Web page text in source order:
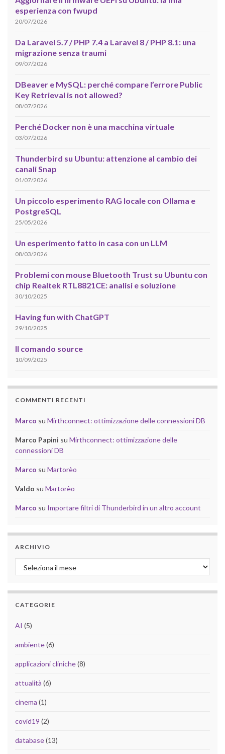
esperienza con fwupd
20/07/2026
Da Laravel 5.7 / PHP 7.4 a Laravel 8 / PHP 8.1: una
migrazione senza traumi
09/07/2026
DBeaver e MySQL: perché compare l’errore Public
Key Retrieval is not allowed?
08/07/2026
Perché Docker non è una macchina virtuale
03/07/2026
Thunderbird su Ubuntu: attenzione al cambio dei
canali Snap
01/07/2026
Un piccolo esperimento RAG locale con Ollama e
PostgreSQL
25/05/2026
Un esperimento fatto in casa con un LLM
08/03/2026
Problemi con mouse Bluetooth Trust su Ubuntu con
chip Realtek RTL8821CE: analisi e soluzione
30/10/2025
Having fun with ChatGPT
29/10/2025
Il comando source
10/09/2025
COMMENTI RECENTI
Marco su Mirthconnect: ottimizzazione delle connessioni DB
Marco Papini su Mirthconnect: ottimizzazione delle
connessioni DB
Marco su Martorèo
Valdo su Martorèo
Marco su Importare filtri di Thunderbird in un altro account
ARCHIVIO
Archivio
CATEGORIE
AI (5)
ambiente(6)
applicazioni cliniche(8)
attualità (6)
cinema (1)
covid19 (2)
database(13)